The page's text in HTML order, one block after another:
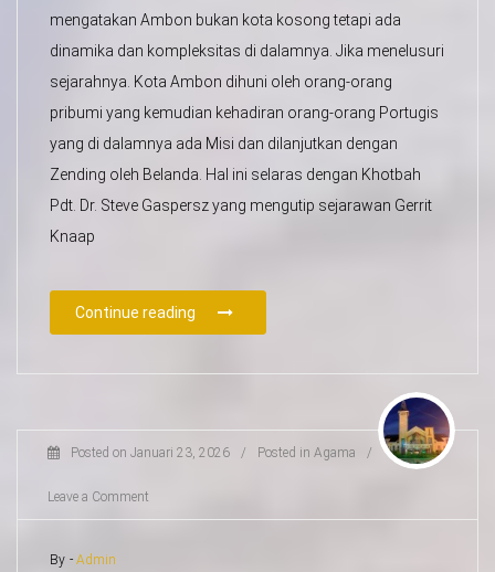
mengatakan Ambon bukan kota kosong tetapi ada
dinamika dan kompleksitas di dalamnya. Jika menelusuri
sejarahnya. Kota Ambon dihuni oleh orang-orang
pribumi yang kemudian kehadiran orang-orang Portugis
yang di dalamnya ada Misi dan dilanjutkan dengan
Zending oleh Belanda. Hal ini selaras dengan Khotbah
Pdt. Dr. Steve Gaspersz yang mengutip sejarawan Gerrit
Knaap
Continue reading
Posted on Januari 23, 2026 / Posted in Agama /
Leave a Comment
By - Admin